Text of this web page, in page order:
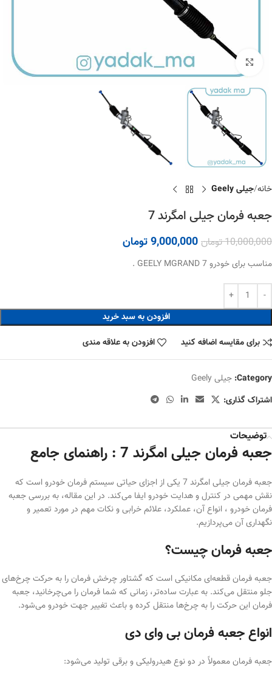
برای بزرگنمایی کلیک کنید
خانه جیلی Geely
جعبه فرمان جیلی امگرند 7
10,000,000تومان9,000,000تومان
مناسب برای خودرو GEELY MGRAND 7 .
افزودن به سبد خرید
برای مقایسه اضافه کنید
افزودن به علاقه مندی
Category: جیلی Geely
اشتراک گذاری:
توضیحات
جعبه فرمان جیلی امگرند 7 : راهنمای جامع
جعبه فرمان جیلی امگرند 7 یکی از اجزای حیاتی سیستم فرمان خودرو است که
نقش مهمی در کنترل و هدایت خودرو ایفا می‌کند. در این مقاله، به بررسی جعبه
فرمان خودرو ، انواع آن، عملکرد، علائم خرابی و نکات مهم در مورد تعمیر و
نگهداری آن می‌پردازیم.
جعبه فرمان چیست؟
جعبه فرمان قطعه‌ای مکانیکی است که گشتاور چرخش فرمان را به حرکت چرخ‌های
جلو منتقل می‌کند. به عبارت ساده‌تر، زمانی که شما فرمان را می‌چرخانید، جعبه
فرمان این حرکت را به چرخ‌ها منتقل کرده و باعث تغییر جهت خودرو می‌شود.
انواع جعبه فرمان بی وای دی
جعبه فرمان معمولاً در دو نوع هیدرولیکی و برقی تولید می‌شود: